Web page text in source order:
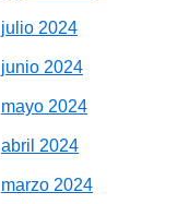
julio 2024
junio 2024
mayo 2024
abril 2024
marzo 2024